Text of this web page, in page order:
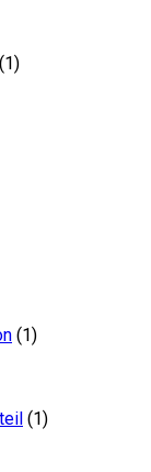
(1)
(1)
(1)